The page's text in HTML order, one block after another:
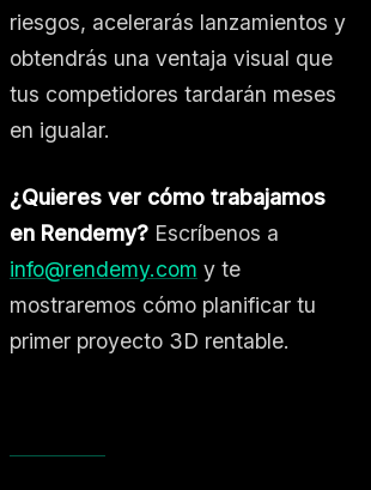
riesgos, acelerarás lanzamientos y
obtendrás una ventaja visual que
tus competidores tardarán meses
en igualar.
¿Quieres ver cómo trabajamos
en Rendemy? Escríbenos a
info@rendemy.com y te
mostraremos cómo planificar tu
primer proyecto 3D rentable.